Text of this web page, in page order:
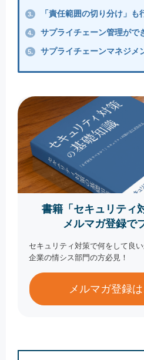
3. 「責任範囲の切り分け」も
4. サプライチェーン管理がで
5. サプライチェーンマネジメ
書籍「セキュリティ
メルマガ登録で
セキュリティ対策で何をして良
企業の情シス部門の方必見！
メルマガ登録